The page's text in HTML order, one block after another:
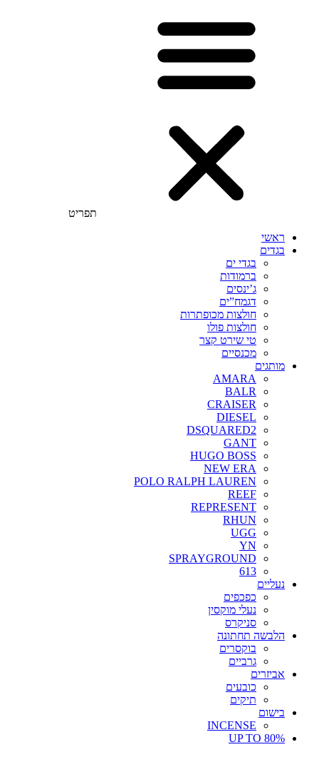
תפריט
ראשי
בגדים
בגדי ים
ברמודות
ג’ינסים
דגמח”ים
חולצות מכופתרות
חולצות פולו
טי שירט קצר
מכנסיים
מותגים
AMARA
BALR
CRAISER
DIESEL
DSQUARED2
GANT
HUGO BOSS
NEW ERA
POLO RALPH LAUREN
REEF
REPRESENT
RHUN
UGG
YN
SPRAYGROUND
613
נעליים
כפכפים
נעלי מוקסין
סניקרס
הלבשה תחתונה
בוקסרים
גרביים
אביזרים
כובעים
תיקים
בישום
INCENSE
UP TO 80%